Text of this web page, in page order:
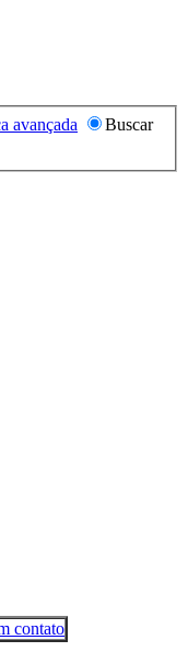
avançada
Buscar
contato